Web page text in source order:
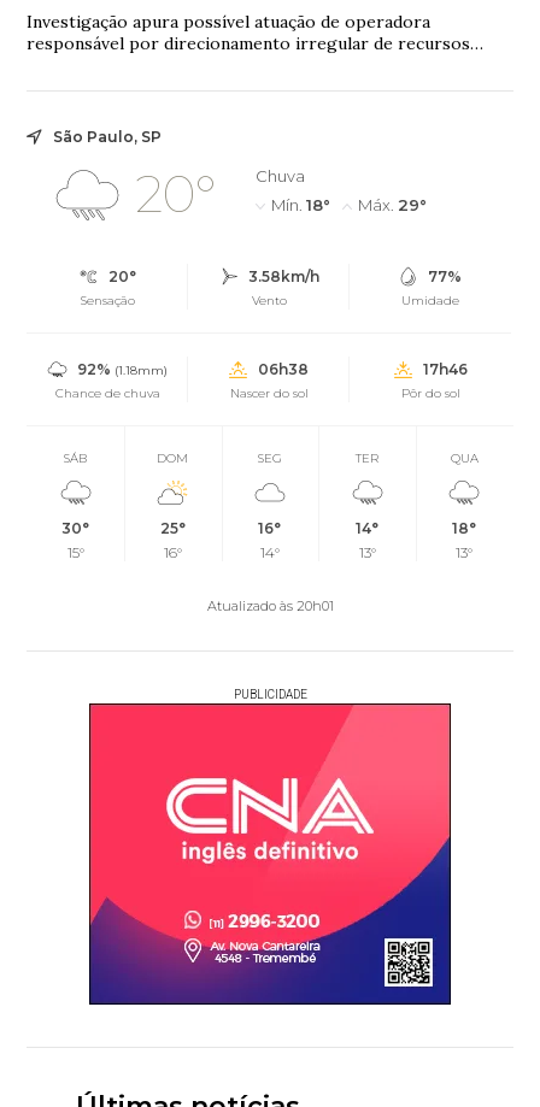
Investigação apura possível atuação de operadora
responsável por direcionamento irregular de recursos
São Paulo, SP
20°
Chuva
Mín. 18° Máx. 29°
20°
Sensação
3.58km/h
Vento
77%
Umidade
92% (1.18mm)
Chance de chuva
06h38
Nascer do sol
17h46
Pôr do sol
SÁB
30°
15°
DOM
25°
16°
SEG
16°
14°
TER
14°
13°
QUA
18°
13°
Atualizado às 20h01
PUBLICIDADE